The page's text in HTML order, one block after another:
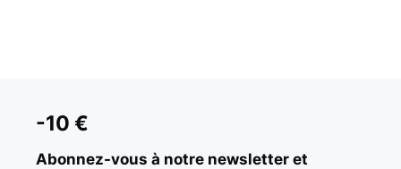
-10 €
Abonnez-vous à notre newsletter et